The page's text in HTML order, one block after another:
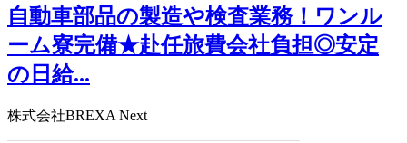
自動車部品の製造や検査業務！ワンル
ーム寮完備★赴任旅費会社負担◎安定
の日給...
株式会社BREXA Next